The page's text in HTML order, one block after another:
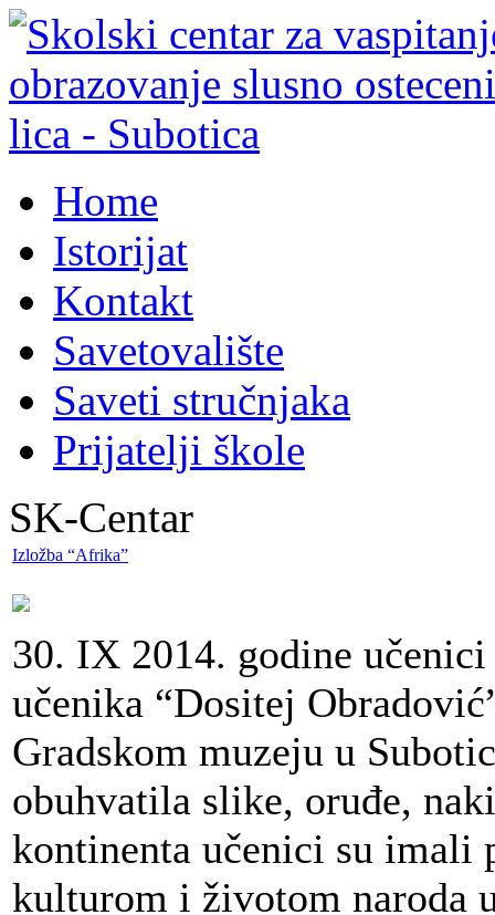
Home
Istorijat
Kontakt
Savetovalište
Saveti stručnjaka
Prijatelji škole
SK-Centar
Izložba “Afrika”
30. IX 2014. godine
učenika “Dositej
Gradskom muzeju u
obuhvatila slike, oruđe,
kontinenta učenici su imali
kulturom i životom naroda